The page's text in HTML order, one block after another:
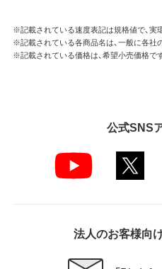
※記載されている速度表記は規格値で、実
※記載されている各商品名は、一般に各社
※記載されている価格は、希望小売価格です
公式SNS
法人のお客様向